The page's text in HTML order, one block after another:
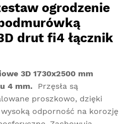
ogrodzenie
drut fi4 łącznik
3D 1730x2500 mm
4 mm. Przęsła są
proszkowo, dzięki
odporność na korozję